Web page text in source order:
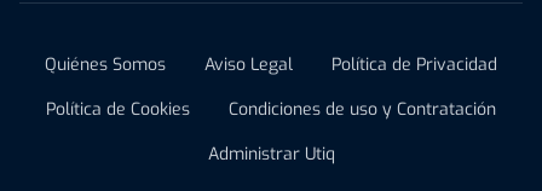
Quiénes Somos Aviso Legal
Política de Privacidad
Política de Cookies
Condiciones de uso y Contratación
Administrar Utiq